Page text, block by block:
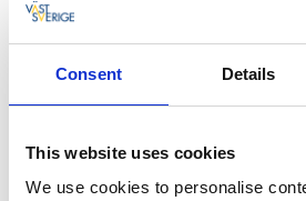
Consent Details
This website uses cookies
We use cookies to personalise
Stationen ligger centralt, bara
centrum, restauranger och
konserthus. På tåget kan du
Res vidare med buss